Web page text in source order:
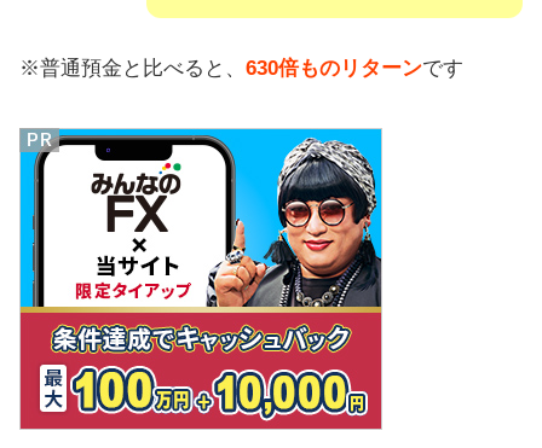
※普通預金と比べると、 630倍ものリターンです